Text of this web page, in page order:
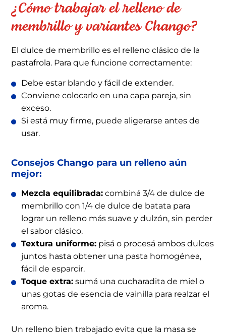
¿Cómo trabajar el relleno de
membrillo y variantes Chango?
El dulce de membrillo es el relleno clásico de la
pastafrola. Para que funcione correctamente:
Debe estar blando y fácil de extender.
Conviene colocarlo en una capa pareja, sin
exceso.
Si está muy firme, puede aligerarse antes de
usar.
Consejos Chango para un relleno aún
mejor:
Mezcla equilibrada: combiná 3/4 de dulce de
membrillo con 1/4 de dulce de batata para
lograr un relleno más suave y dulzón, sin perder
el sabor clásico.
Textura uniforme: pisá o procesá ambos dulces
juntos hasta obtener una pasta homogénea,
fácil de esparcir.
Toque extra: sumá una cucharadita de miel o
unas gotas de esencia de vainilla para realzar el
aroma.
Un relleno bien trabajado evita que la masa se